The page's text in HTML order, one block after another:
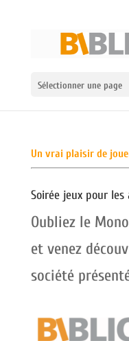
Sélectionner une page
Un vrai plaisir de
Soirée jeux pour les
Oubliez le
et venez
société